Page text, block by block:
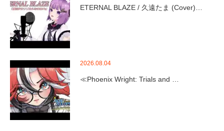
ETERNAL BLAZE / 久遠たま (Cover)…
2026.08.04
≪Phoenix Wright: Trials and …